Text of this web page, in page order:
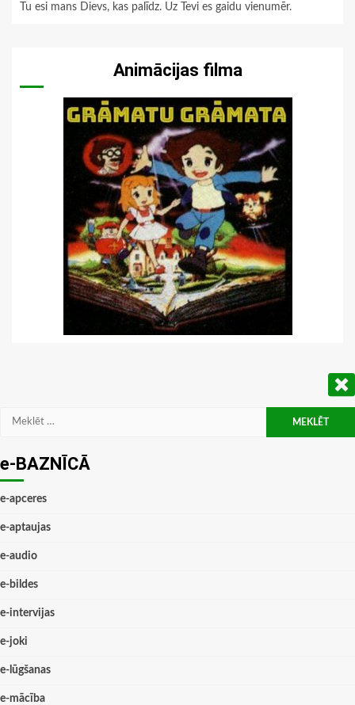
Tu esi mans Dievs, kas palīdz. Uz Tevi es gaidu vienumēr.
Animācijas filma
Meklēt:
e-BAZNĪCĀ
e-apceres
e-aptaujas
e-audio
e-bildes
e-intervijas
e-joki
e-lūgšanas
e-mācība